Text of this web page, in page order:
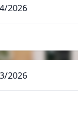
2026
2026